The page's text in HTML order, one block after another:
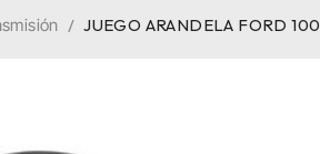
/ JUEGO ARANDELA FORD 100